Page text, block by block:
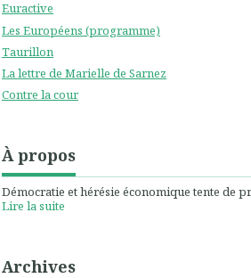
Euractive
Les Européens (programme)
Taurillon
La lettre de Marielle de Sarnez
Contre la cour
À propos
Démocratie et hérésie économique tente de
Lire la suite
Archives